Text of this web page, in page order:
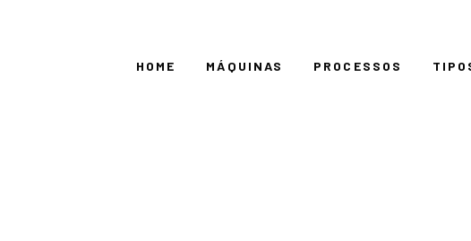
HOME MÁQUINAS PROCESSOS